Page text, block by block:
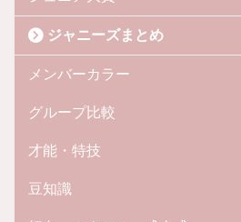
ジャニーズまとめ
メンバーカラー
グループ比較
才能・特技
豆知識